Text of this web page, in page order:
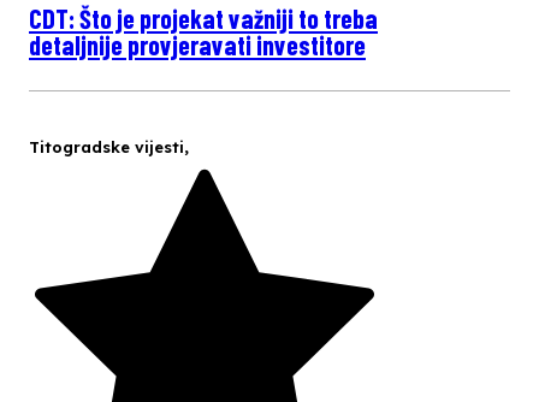
CDT: Što je projekat važniji to treba
detaljnije provjeravati investitore
Titogradske vijesti,